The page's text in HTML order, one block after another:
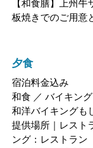
板焼きでのご用意
宿泊料金込み
和食 ／ バイキング
和洋バイキングも
提供場所｜レス
ング：レストラン
提供時間｜18:00～